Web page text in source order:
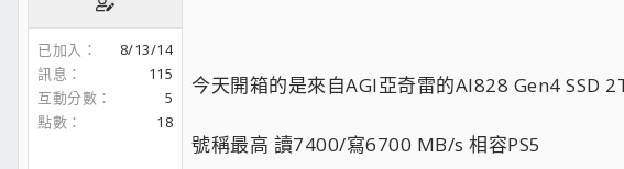
已加入
8/13/14
訊息
115
互動分數
5
點數
18
今天開箱的是來自AGI亞奇雷的AI828 Gen4 SSD
號稱最高 讀7400/寫6700 MB/s 相容PS5